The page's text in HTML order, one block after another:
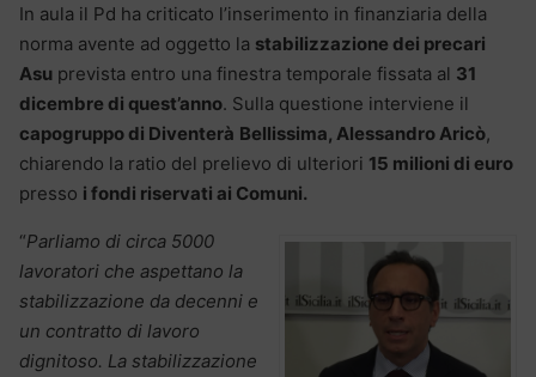
In aula il Pd ha criticato l’inserimento in finanziaria della
norma avente ad oggetto la stabilizzazione dei precari
Asu prevista entro una finestra temporale fissata al 31
dicembre di quest’anno. Sulla questione interviene il
capogruppo di Diventerà Bellissima, Alessandro Aricò,
chiarendo la ratio del prelievo di ulteriori 15 milioni di euro
presso i fondi riservati ai Comuni.
“Parliamo di circa 5000
lavoratori che aspettano la
stabilizzazione da decenni e
un contratto di lavoro
dignitoso. La stabilizzazione